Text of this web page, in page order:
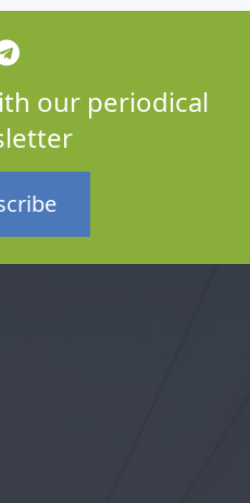
our periodical